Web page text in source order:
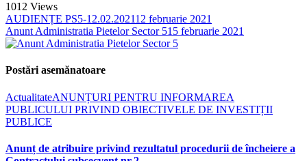
1012 Views
AUDIENȚE PS5-12.02.202112 februarie 2021
Anunt Administratia Pietelor Sector 515 februarie 2021
Postări asemănatoare
ActualitateANUNȚURI PENTRU INFORMAREA
PUBLICULUI PRIVIND OBIECTIVELE DE INVESTIȚII
PUBLICE
Anunț de atribuire privind rezultatul procedurii de încheiere a